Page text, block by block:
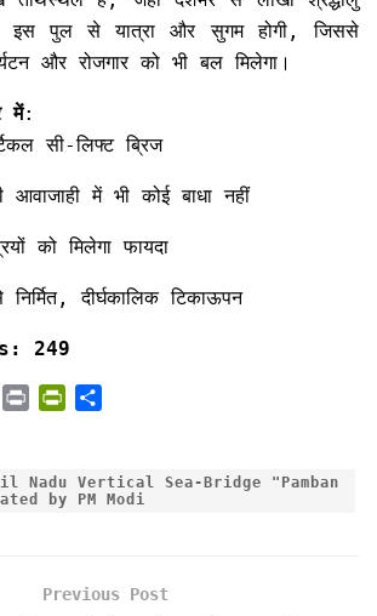
इस पुल से यात्रा और सुगम होगी, जिससे
और रोजगार को भी बल मिलेगा।
में:
सी-लिफ्ट ब्रिज
में भी कोई बाधा नहीं
को मिलेगा फायदा
दीर्घकालिक टिकाऊपन
249
n
t
n
t
r
e
Nadu Vertical Sea-Bridge "Pamban
by PM Modi
Previous Post